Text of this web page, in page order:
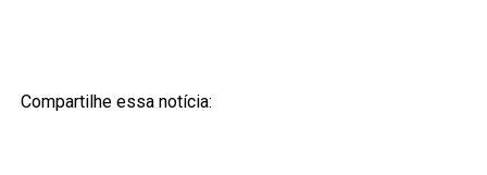
Compartilhe essa notícia: